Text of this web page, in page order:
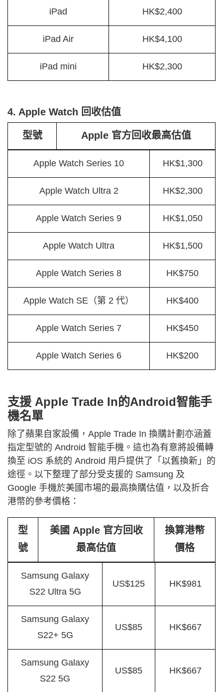
iPad HK$2,400
iPad Air HK$4,100
iPad mini HK$2,300
4. Apple Watch 回收估值
型號 Apple 官方回收最高估值
Apple Watch Series 10 HK$1,300
Apple Watch Ultra 2 HK$2,300
Apple Watch Series 9 HK$1,050
Apple Watch Ultra HK$1,500
Apple Watch Series 8 HK$750
Apple Watch SE（第 2 代） HK$400
Apple Watch Series 7 HK$450
Apple Watch Series 6 HK$200
支援 Apple Trade In的Android智能手
機名單
除了蘋果自家設備，Apple Trade In 換購計劃亦涵蓋
指定型號的 Android 智能手機。這也為有意將設備轉
換至 iOS 系統的 Android 用戶提供了「以舊換新」的
途徑。以下整理了部分受支援的 Samsung 及
Google 手機於美國市場的最高換購估值，以及折合
港幣的參考價格：
型
號
美國 Apple 官方回收
最高估值
換算港幣
價格
Samsung Galaxy
S22 Ultra 5G
US$125 HK$981
Samsung Galaxy
S22+ 5G
US$85 HK$667
Samsung Galaxy
S22 5G
US$85 HK$667